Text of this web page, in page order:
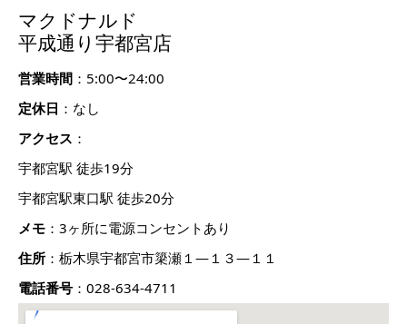
マクドナルド
平成通り宇都宮店
営業時間 ：5:00〜24:00
定休日 ：なし
アクセス ：
宇都宮駅 徒歩19分
宇都宮駅東口駅 徒歩20分
メモ ：3ヶ所に電源コンセントあり
住所 ：栃木県宇都宮市簗瀬１―１３―１１
電話番号 ：028-634-4711